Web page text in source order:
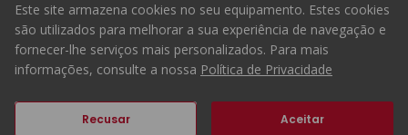
Canal de Denúncias
© 2026 ERA Portugal
Este site armazena cookies no seu equipamento. Estes cookies
são utilizados para melhorar a sua experiência de navegação e
fornecer-lhe serviços mais personalizados. Para mais
informações, consulte a nossa Política de Privacidade
Recusar Aceitar